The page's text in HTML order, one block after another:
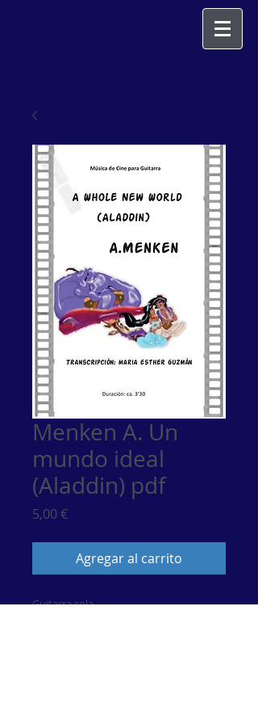
Menken A. Un
mundo ideal
(Aladdin) pdf
5,00 €Precio
Agregar al carrito
Guitarra sola